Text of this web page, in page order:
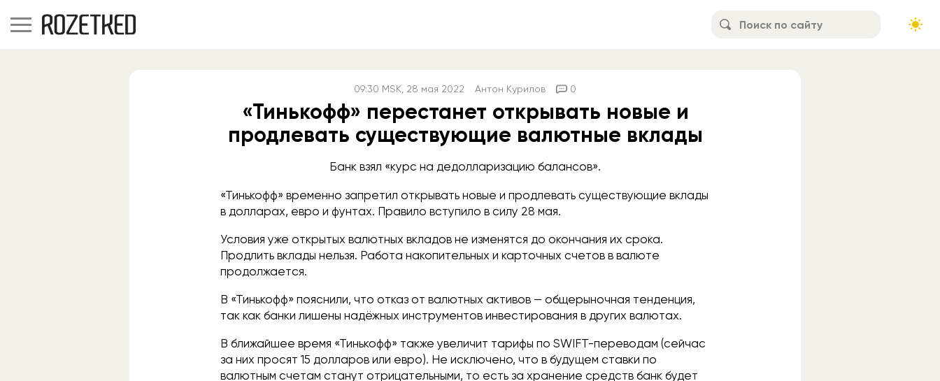
09:30 MSK , 28 мая 2022 Антон Курилов 0
«Тинькофф» перестанет открывать новые и
продлевать существующие валютные вклады
Банк взял «курс на дедолларизацию балансов».
«Тинькофф» временно запретил открывать новые и продлевать существующие вклады
в долларах, евро и фунтах. Правило вступило в силу 28 мая.
Условия уже открытых валютных вкладов не изменятся до окончания их срока.
Продлить вклады нельзя. Работа накопительных и карточных счетов в валюте
продолжается.
В «Тинькофф» пояснили, что отказ от валютных активов — общерыночная тенденция,
так как банки лишены надёжных инструментов инвестирования в других валютах.
В ближайшее время «Тинькофф» также увеличит тарифы по SWIFT-переводам (сейчас
за них просят 15 долларов или евро). Не исключено, что в будущем ставки по
валютным счетам станут отрицательными, то есть за хранение средств банк будет